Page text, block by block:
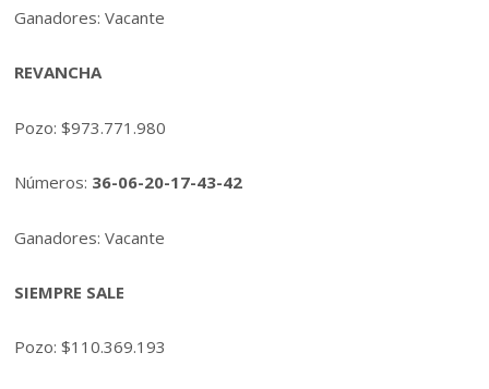
Ganadores: Vacante
REVANCHA
Pozo: $973.771.980
Números: 36-06-20-17-43-42
Ganadores: Vacante
SIEMPRE SALE
Pozo: $110.369.193